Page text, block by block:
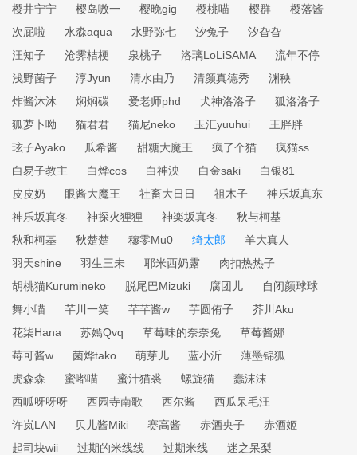
樱井宁宁 樱岛嗷一 樱晚gig 樱桃喵 樱群
樱落酱
次屁啦
水淼aqua 水野弥七 汐兔子
汐旮旮
汪知子
沧霁桔梗 泉桃子 洛璃LoLiSAMA
流年不停
浅野菌子
淳Jyun 清水由乃 清颜真德秀
渊秧
炸酱沐沐
焖焖碳 爱老师phd 犬神洛洛子
狐洛洛子
狐萝卜呦
猫君君 猫尼neko 玉汇yuuhui
王胖胖
玹子Ayako
瓜希酱 甜糖大魔王 疯了个猫
疯猫ss
白易子教主
白烨cos 白神泱 白金saki
白银81
皮皮奶
眼酱大魔王 社畜大日日 祖木子
神乐坂真东
神乐坂真冬
神探火狸狸 神楽坂真冬
秋与柯基
秋和柯基
秋楚楚 穆零Mu0 绮太郎
羊大真人
羽天shine
羽生三未 耶米西奶露
肉扣热热子
胡桃猫Kurumineko
脱尾巴Mizuki 腐团儿
自闭颜球球
舞小喵
芊川一笑 芊芊酱w 芋圆侑子
芥川Aku
花柒Hana
苏嫣Qvq 草莓味的奈奈兔
草莓酱娜
莓可酱w
菌烨tako 萌芽儿 蓝小沂
薄墨锦狐
虎森森
蜜嘟喵 蜜汁猫裘 螺旋猫
蠢沫沫
西呱呀呀呀
西园寺南歌 西尔酱
西瓜呆毛汪
许岚LAN
贝儿酱Miki 赛高酱 赤酒央子
赤酒姬
起司块wii
过期的米线线 过期米线
迷之呆梨